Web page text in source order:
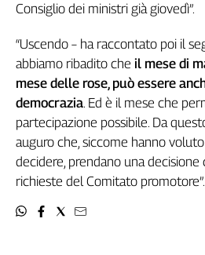
It
Inserti
Diffusa
InFlai
Le
trasmissioni
Work
Consiglio dei ministri già giovedì”.
“Uscendo – ha raccontato poi il
abbiamo ribadito che il mese di
mese delle rose, può essere
democrazia. Ed è il mese che
partecipazione possibile. Da
auguro che, siccome hanno
decidere, prendano una
richieste del Comitato promotore”.